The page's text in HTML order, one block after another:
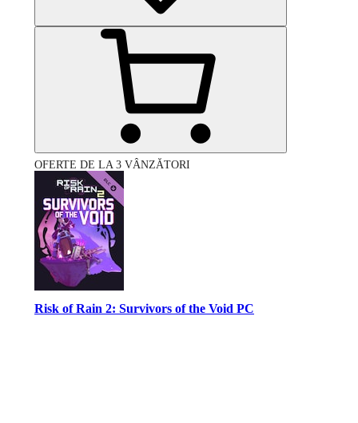
OFERTE DE LA 3 VÂNZĂTORI
Risk of Rain 2: Survivors of the Void PC